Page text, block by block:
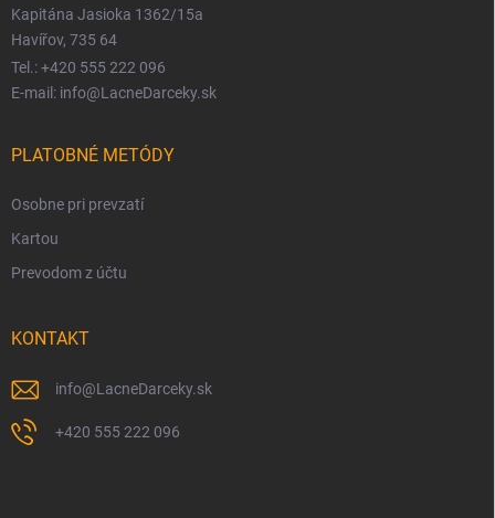
Kapitána Jasioka 1362/15a
Havířov, 735 64
Tel.: +420 555 222 096
E-mail: info@LacneDarceky.sk
PLATOBNÉ METÓDY
Osobne pri prevzatí
Kartou
Prevodom z účtu
KONTAKT
info@LacneDarceky.sk
+420 555 222 096